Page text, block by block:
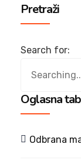
Pretraži
Search for:
Oglasna
Odbrana